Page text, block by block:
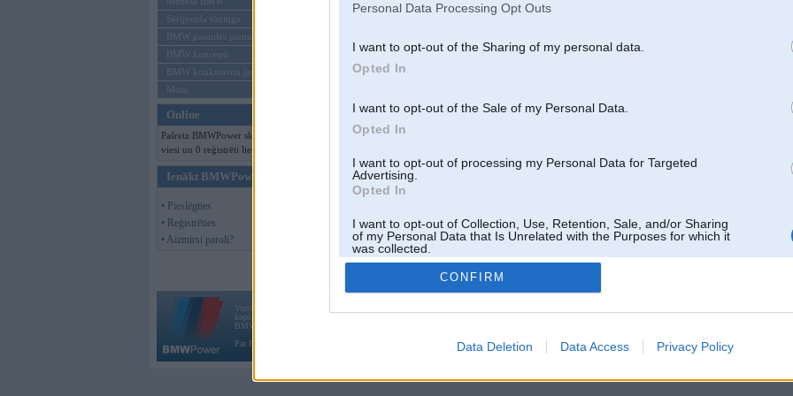
Personal Data Processing Opt Outs
I want to opt-out of the Sharing of my personal data.
Opted In
I want to opt-out of the Sale of my Personal Data.
Opted In
I want to opt-out of processing my Personal Data for Targeted
Advertising.
Opted In
I want to opt-out of Collection, Use, Retention, Sale, and/or Sharing
of my Personal Data that Is Unrelated with the Purposes for which it
was collected.
Opted Out
CONFIRM
Data Deletion Data Access Privacy Policy
Sērijveida tūnings
BMW pasaules jaunumi
BMW koncepti
BMW konkurentu jaunumi
Moto
Online
Pašreiz BMWPower skatās 203
viesi un 0 reģistrēti lietotāji.
Ienākt BMWPower
• Pieslēgties
• Reģistrēties
• Aizmirsi paroli?
Vortāls BMWPower.lv darbojas
kopš 2002. gada 14. maija. Tas nav auto klubs un nav saistīts ar
BMW AG.
Par BMWPower